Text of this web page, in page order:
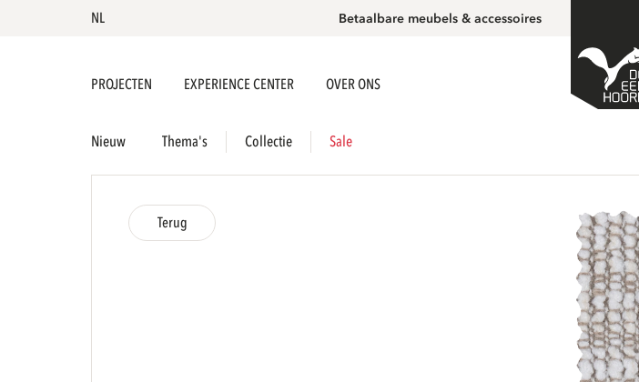
NL Betaalbare meubels & accessoires
PROJECTEN EXPERIENCE CENTER OVER ONS
Nieuw Thema's Collectie Sale
Terug